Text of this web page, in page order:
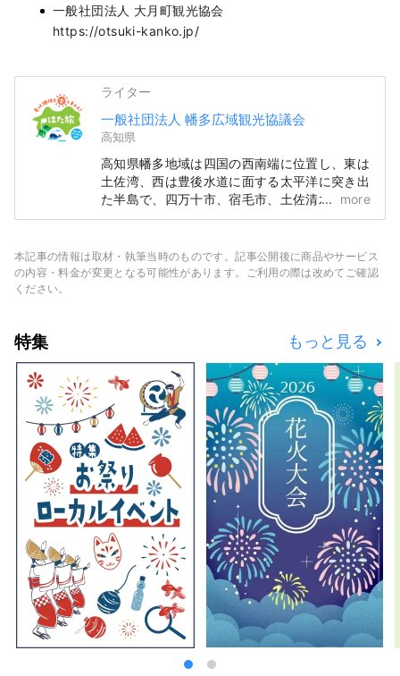
一般社団法人 大月町観光協会
https://otsuki-kanko.jp/
ライター
一般社団法人 幡多広域観光協議会
高知県
高知県幡多地域は四国の西南端に位置し、東は
土佐湾、西は豊後水道に面する太平洋に突き出
た半島で、四万十市、宿毛市、土佐清水市、黒
潮町、大月町、三原村の3市2町1村から構成さ
岬をはじめ、沿岸を流れる黒潮の恵み、全国で
もトップの森林面積を誇る山の恵み豊かな自然
more
本記事の情報は取材・執筆当時のものです。記事公開後に商品やサービス
の内容・料金が変更となる可能性があります。ご利用の際は改めてご確認
ください。
特集 もっと見る